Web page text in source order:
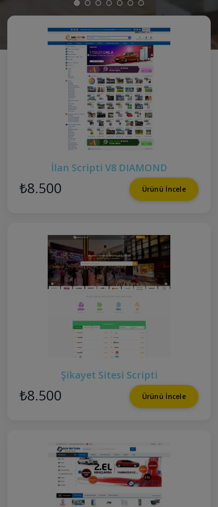
İlan Scripti V8 DIAMOND
₺8.500 Ürünü İncele
Şikayet Sitesi Scripti
₺8.500 Ürünü İncele